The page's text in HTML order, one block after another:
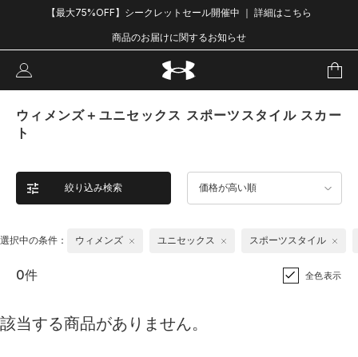
【最大75%OFF】シークレットセール開催中 ｜ 詳細はこちら
商品のお届けに関するお知らせ
ウィメンズ＋ユニセックス スポーツスタイル スカー
ト
絞り込み検索 価格が高い順
選択中の条件： ウィメンズ ユニセックス スポーツスタイル
0件 全色表示
該当する商品がありません。